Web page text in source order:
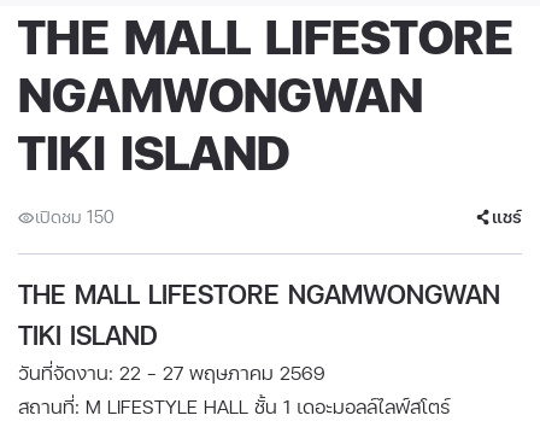
THE MALL LIFESTORE
NGAMWONGWAN
TIKI ISLAND
เปิดชม 150 แชร์
THE MALL LIFESTORE NGAMWONGWAN
TIKI ISLAND
วันที่จัดงาน: 22 - 27 พฤษภาคม 2569
สถานที่: M LIFESTYLE HALL ชั้น 1 ​เดอะมอลล์ไลฟ์สโตร์